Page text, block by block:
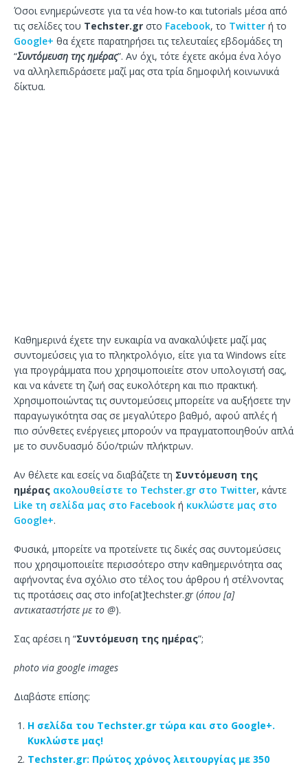
Όσοι ενημερώνεστε για τα νέα how-to και tutorials μέσα από
τις σελίδες του Techster.gr στο Facebook, το Twitter ή το
Google+ θα έχετε παρατηρήσει τις τελευταίες εβδομάδες τη
“Συντόμευση της ημέρας”. Αν όχι, τότε έχετε ακόμα ένα λόγο
να αλληλεπιδράσετε μαζί μας στα τρία δημοφιλή κοινωνικά
δίκτυα.
Καθημερινά έχετε την ευκαιρία να ανακαλύψετε μαζί μας
συντομεύσεις για το πληκτρολόγιο, είτε για τα Windows είτε
για προγράμματα που χρησιμοποιείτε στον υπολογιστή σας,
και να κάνετε τη ζωή σας ευκολότερη και πιο πρακτική.
Χρησιμοποιώντας τις συντομεύσεις μπορείτε να αυξήσετε την
παραγωγικότητα σας σε μεγαλύτερο βαθμό, αφού απλές ή
πιο σύνθετες ενέργειες μπορούν να πραγματοποιηθούν απλά
με το συνδυασμό δύο/τριών πλήκτρων.
Αν θέλετε και εσείς να διαβάζετε τη Συντόμευση της
ημέρας ακολουθείστε το Techster.gr στο Twitter, κάντε
Like τη σελίδα μας στο Facebook ή κυκλώστε μας στο
Google+.
Φυσικά, μπορείτε να προτείνετε τις δικές σας συντομεύσεις
που χρησιμοποιείτε περισσότερο στην καθημερινότητα σας
αφήνοντας ένα σχόλιο στο τέλος του άρθρου ή στέλνοντας
τις προτάσεις σας στο info[at]techster.gr (όπου [a]
αντικαταστήστε με το @).
Σας αρέσει η “Συντόμευση της ημέρας”;
photo via google images
Διαβάστε επίσης:
Η σελίδα του Techster.gr τώρα και στο Google+.
Κυκλώστε μας!
Techster.gr: Πρώτος χρόνος λειτουργίας με 350